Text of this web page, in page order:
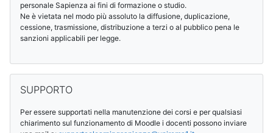
personale Sapienza ai fini di formazione o studio.
Ne è vietata nel modo più assoluto la diffusione, duplicazione,
cessione, trasmissione, distribuzione a terzi o al pubblico pena le
sanzioni applicabili per legge.
SUPPORTO
Per essere supportati nella manutenzione dei corsi e per qualsiasi
chiarimento sul funzionamento di Moodle i docenti possono inviare